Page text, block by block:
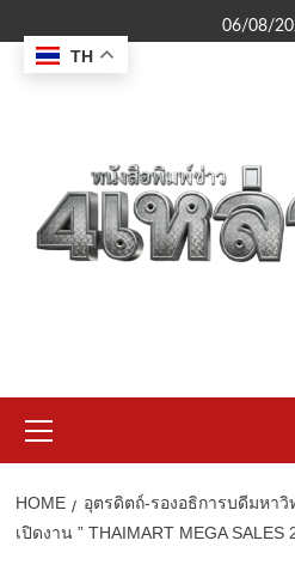
to
content
06/08/
Menu
HOME
อุตรดิตถ์-รองอธิการบดีมหา
เปิดงาน ” THAIMART MEGA SALES
TH